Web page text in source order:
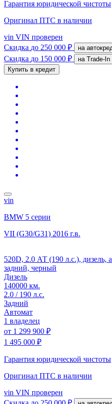
Гарантия юридической чистоты
Оригинал ПТС в наличии
vin VIN проверен
Скидка до 250 000 ₽ на
Скидка до 150 000 ₽
на Trade-In
Купить в кредит
vin
BMW 5 серии
VII (G30/G31) 2016 г.в.
520D, 2.0 АТ (190 л.с.), дизель,
задний, черный
Дизель
140000 км.
2.0 / 190 л.с.
Задний
Автомат
1 владелец
от 1 299 900 ₽
1 495 000 ₽
Гарантия юридической чистоты
Оригинал ПТС в наличии
vin VIN проверен